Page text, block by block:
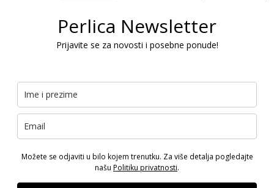
Perlica Newsletter
Prijavite se za novosti i posebne ponude!
Možete se odjaviti u bilo kojem trenutku. Za više detalja pogledajte
našu Politiku privatnosti.